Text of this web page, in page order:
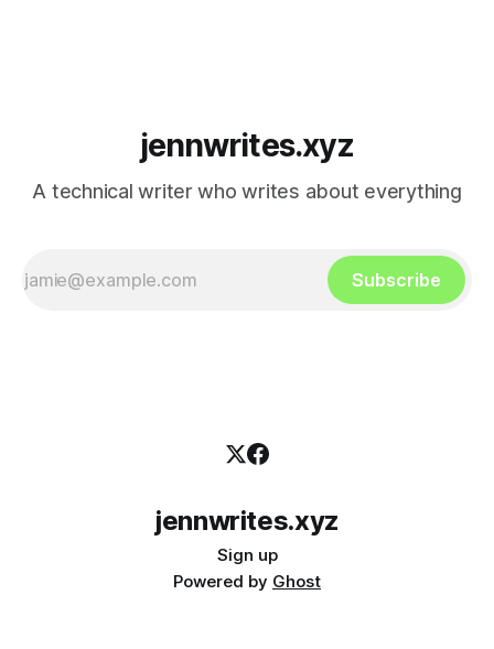
jennwrites.xyz
A technical writer who writes about everything
Subscribe
jennwrites.xyz
Sign up
Powered by Ghost